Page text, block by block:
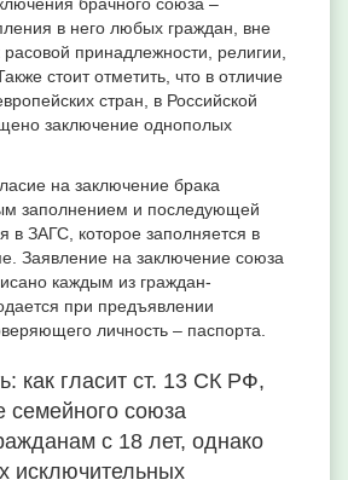
в него любых граждан, вне
принадлежности, религии,
стоит отметить, что в отличие
стран, в Российской
заключение однополых
на заключение брака
заполнением и последующей
в ЗАГС, которое заполняется в
Заявление на заключение союза
каждым из граждан-
при предъявлении
личность – паспорта.
как гласит ст. 13 СК РФ,
семейного союза
с 18 лет, однако
исключительных